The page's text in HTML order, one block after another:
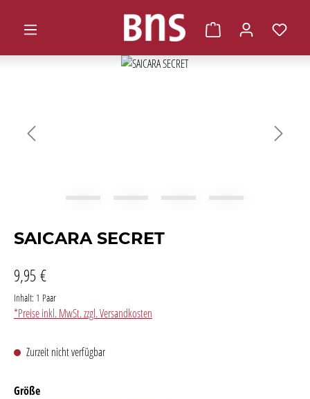
Warenkorb enthält
SAICARA SECRET
9,95 €
Inhalt: 1 Paar
*Preise inkl. MwSt. zzgl. Versandkosten
Zurzeit nicht verfügbar
Größeauswählen